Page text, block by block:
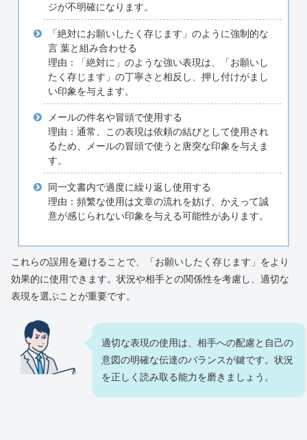
ジが不明確になります。
「絶対にお願いしたく存じます」のように強制的な
言 葉と組み合わせる
理由：「絶対に」のような強い表現は、「お願いし
たく存じます」の丁寧さと相反し、押し付けがまし
い印象を与えます。
メールの件名や冒頭で使用する
理由：通常、この表現は依頼の結びとして使用され
るため、メールの冒頭で使うと唐突な印象を与えま
す。
同一文書内で過度に繰り返し使用する
理由：頻繁な使用は文章の流れを妨げ、かえって誠
意が感じられない印象を与える可能性があります。
これらの誤用を避けることで、「お願いしたく存じます」をより
効果的に使用できます。状況や相手との関係性を考慮し、適切な
表現を選ぶことが重要です。
適切な表現の使用は、相手への配慮と自己の
意図の明確な伝達のバランスが鍵です。状況
を正しく読み取る能力を磨きましょう。